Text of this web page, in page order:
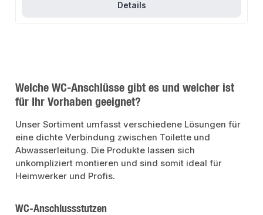
Details
Welche WC-Anschlüsse gibt es und welcher ist
für Ihr Vorhaben geeignet?
Unser Sortiment umfasst verschiedene Lösungen für
eine dichte Verbindung zwischen Toilette und
Abwasserleitung. Die Produkte lassen sich
unkompliziert montieren und sind somit ideal für
Heimwerker und Profis.
WC-Anschlussstutzen